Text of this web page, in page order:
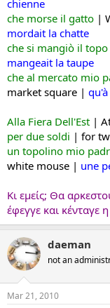
chienne
che morse il gatto |
mordait la chatte
che si mangiò il topo
mangeait la taupe
che al mercato mio
market square |
Alla Fiera Dell'Est |
per due soldi | for
un topolino mio
white mouse | une
Κι εμείς; Θα
έφεγγε και κένταγε
daeman
not an
Mar 21, 2010